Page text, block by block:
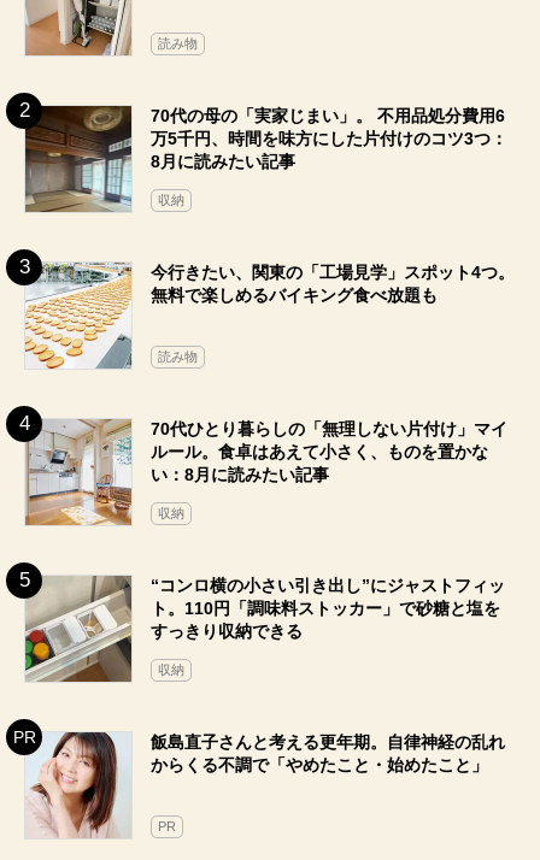
読み物
70代の母の「実家じまい」。 不用品処分費用6
万5千円、時間を味方にした片付けのコツ3つ：
8月に読みたい記事
収納
今行きたい、関東の「工場見学」スポット4つ。
無料で楽しめるバイキング食べ放題も
読み物
70代ひとり暮らしの「無理しない片付け」マイ
ルール。食卓はあえて小さく、ものを置かな
い：8月に読みたい記事
収納
“コンロ横の小さい引き出し”にジャストフィッ
ト。110円「調味料ストッカー」で砂糖と塩を
すっきり収納できる
収納
飯島直子さんと考える更年期。自律神経の乱れ
からくる不調で「やめたこと・始めたこと」
PR